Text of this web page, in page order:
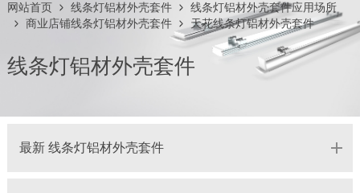
网站首页 线条灯铝材外壳套件
线条灯铝材外壳套件应用场所
商业店铺线条灯铝材外壳套件
天花线条灯铝材外壳套件
线条灯铝材外壳套件
最新 线条灯铝材外壳套件